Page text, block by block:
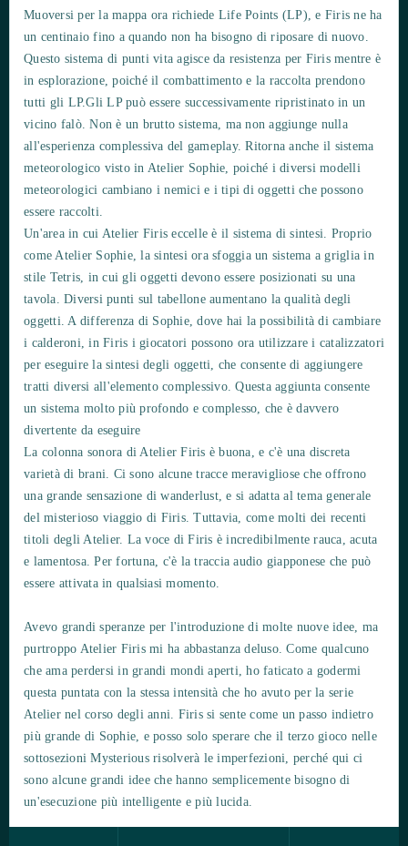
Muoversi per la mappa ora richiede Life Points (LP), e Firis ne ha
un centinaio fino a quando non ha bisogno di riposare di nuovo.
Questo sistema di punti vita agisce da resistenza per Firis mentre è
in esplorazione, poiché il combattimento e la raccolta prendono
tutti gli LP.Gli LP può essere successivamente ripristinato in un
vicino falò. Non è un brutto sistema, ma non aggiunge nulla
all'esperienza complessiva del gameplay. Ritorna anche il sistema
meteorologico visto in Atelier Sophie, poiché i diversi modelli
meteorologici cambiano i nemici e i tipi di oggetti che possono
essere raccolti.
Un'area in cui Atelier Firis eccelle è il sistema di sintesi. Proprio
come Atelier Sophie, la sintesi ora sfoggia un sistema a griglia in
stile Tetris, in cui gli oggetti devono essere posizionati su una
tavola. Diversi punti sul tabellone aumentano la qualità degli
oggetti. A differenza di Sophie, dove hai la possibilità di cambiare
i calderoni, in Firis i giocatori possono ora utilizzare i catalizzatori
per eseguire la sintesi degli oggetti, che consente di aggiungere
tratti diversi all'elemento complessivo. Questa aggiunta consente
un sistema molto più profondo e complesso, che è davvero
divertente da eseguire
La colonna sonora di Atelier Firis è buona, e c'è una discreta
varietà di brani. Ci sono alcune tracce meravigliose che offrono
una grande sensazione di wanderlust, e si adatta al tema generale
del misterioso viaggio di Firis. Tuttavia, come molti dei recenti
titoli degli Atelier. La voce di Firis è incredibilmente rauca, acuta
e lamentosa. Per fortuna, c'è la traccia audio giapponese che può
essere attivata in qualsiasi momento.
Avevo grandi speranze per l'introduzione di molte nuove idee, ma
purtroppo Atelier Firis mi ha abbastanza deluso. Come qualcuno
che ama perdersi in grandi mondi aperti, ho faticato a godermi
questa puntata con la stessa intensità che ho avuto per la serie
Atelier nel corso degli anni. Firis si sente come un passo indietro
più grande di Sophie, e posso solo sperare che il terzo gioco nelle
sottosezioni Mysterious risolverà le imperfezioni, perché qui ci
sono alcune grandi idee che hanno semplicemente bisogno di
un'esecuzione più intelligente e più lucida.